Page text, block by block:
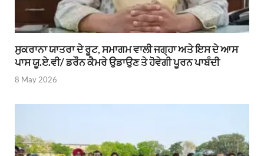
ਸੁਕਰਾਨਾ ਯਾਤਰਾ ਦੇ ਰੂਟ, ਸਮਾਗਮ ਵਾਲੀ ਜਗ੍ਹਾ ਅਤੇ ਇਸ ਦੇ ਆਸ
ਪਾਸ ਯੂ.ਏ.ਵੀ/ ਡਰੌਨ ਕੈਮਰੇ ਉਡਾਉਣ ਤੇ ਹੋਵੇਗੀ ਪੂਰਨ ਪਾਬੰਦੀ
8 May 2026